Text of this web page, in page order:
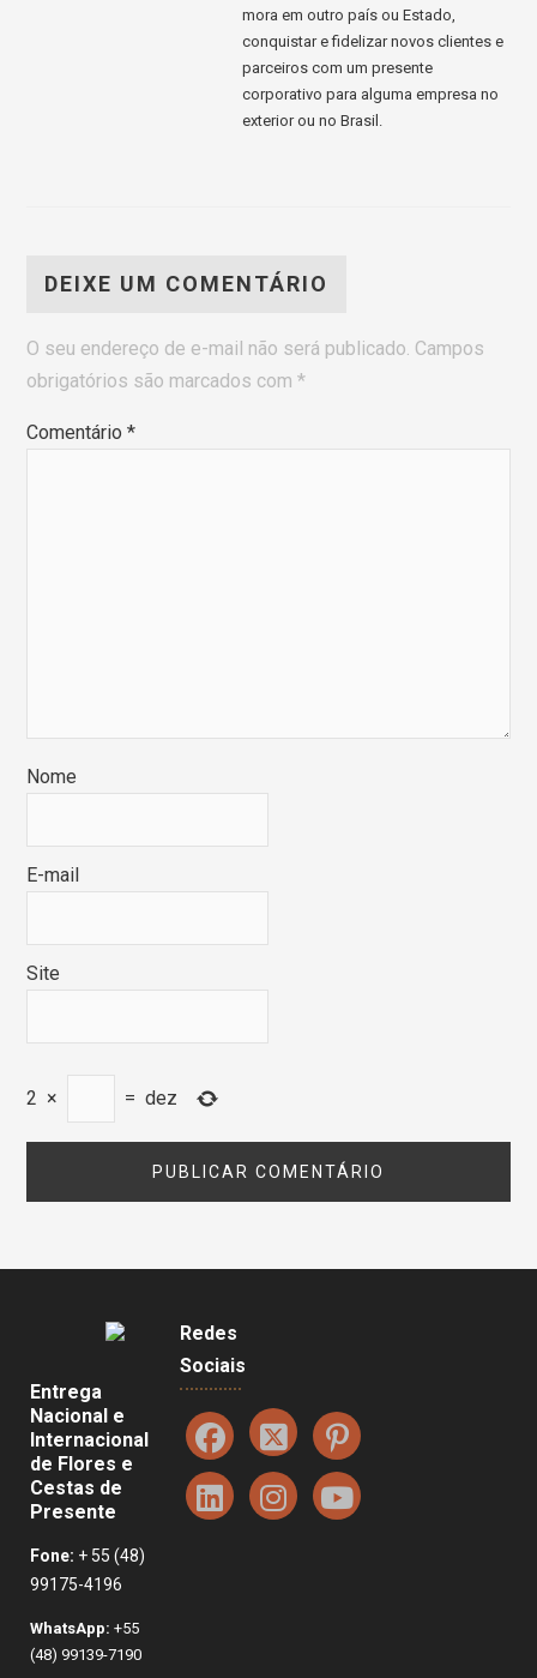
mora em outro país ou Estado,
conquistar e fidelizar novos clientes e
parceiros com um presente
corporativo para alguma empresa no
exterior ou no Brasil.
DEIXE UM COMENTÁRIO
O seu endereço de e-mail não será publicado. Campos
obrigatórios são marcados com*
Comentário*
Nome
E-mail
Site
2 × = dez
Entrega
Nacional e
Internacional
de Flores e
Cestas de
Presente
Fone: + 55 (48)
99175-4196
WhatsApp: +55
(48) 99139-7190
Redes
Sociais